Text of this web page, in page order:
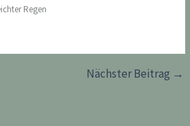
Regen
Nächster Beitrag →